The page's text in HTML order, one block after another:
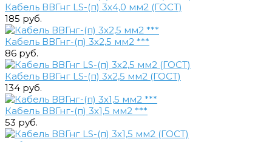
Кабель ВВГнг LS-(п) 3х4,0 мм2 (ГОСТ)
185 руб.
Кабель ВВГнг-(п) 3х2,5 мм2 ***
86 руб.
Кабель ВВГнг LS-(п) 3х2,5 мм2 (ГОСТ)
134 руб.
Кабель ВВГнг-(п) 3х1,5 мм2 ***
53 руб.